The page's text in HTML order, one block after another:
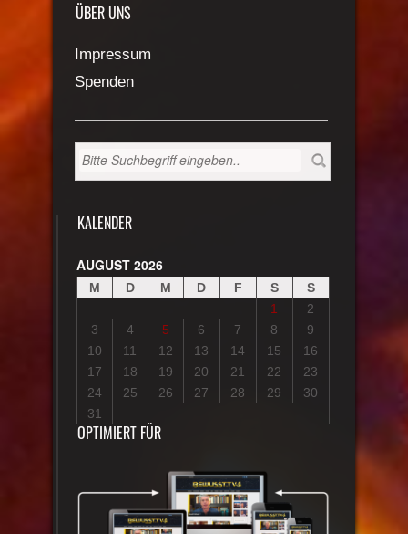
ÜBER UNS
Impressum
Spenden
KALENDER
AUGUST 2026
M D M D F S
S
1
2
3
4 5 6 7 8
9
10
11 12 13 14 15
16
17
18 19 20 21 22
23
24
25 26 27 28 29
30
31
OPTIMIERT FÜR